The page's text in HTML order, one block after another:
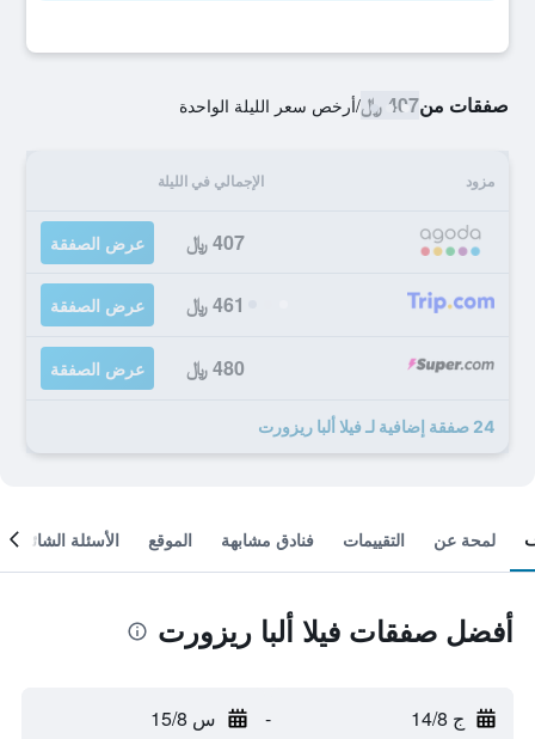
صفقات من407 ﷼ /أرخص سعر الليلة الواحدة
مزود الإجمالي في الليلة
407 ﷼ عرض الصفقة
461 ﷼ عرض الصفقة
480 ﷼ عرض الصفقة
24 صفقة إضافية لـ فيلا ألبا ريزورت
لمحة عن التقييمات فنادق مشابهة الموقع الأسئلة الشائعة
أفضل صفقات فيلا ألبا ريزورت
ج 14/8 - س 15/8